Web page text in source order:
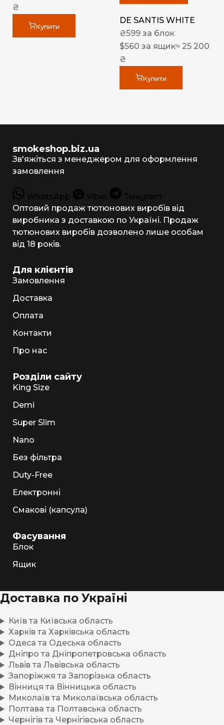
₴
Купити
DE SANTIS WHITE
₴599 за блок
$560 за ящик≈ 25 200
₴
Купити
smokeshop.biz.ua
Зв'яжіться з менеджером для оформлення
замовлення
WhatsApp Viber
Telegram
Оптовий продаж тютюнових виробів від
виробника з доставкою по Україні. Продаж
тютюнових виробів дозволено лише особам
від 18 років.
Для клієнтів
Замовлення
Доставка
Оплата
Контакти
Про нас
Розділи сайту
King Size
Demi
Super Slim
Nano
Без фільтра
Duty-Free
Електронні
Смакові (капсула)
Фасування
Блок
Ящик
Доставка по Україні
Київ та Київська область
Харків та Харківська область
Одеса та Одеська область
Дніпро та Дніпропетровська область
Львів та Львівська область
Запоріжжя та Запорізька область
Вінниця та Вінницька область
Миколаїв та Миколаївська область
Полтава та Полтавська область
Чернігів та Чернігівська область